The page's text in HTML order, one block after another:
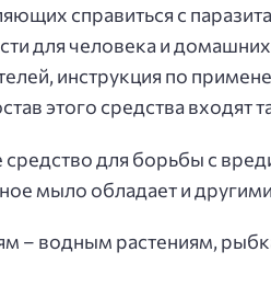
справиться с
для человека и
инструкция по
этого средства входят
для борьбы с
мыло обладает и
– водным растениям,